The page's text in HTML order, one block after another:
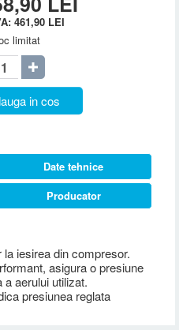
461,90 LEI
limitat
in cos
iesirea din compresor.
asigura o presiune
aerului utilizat.
presiunea reglata
Date tehnice
Producator